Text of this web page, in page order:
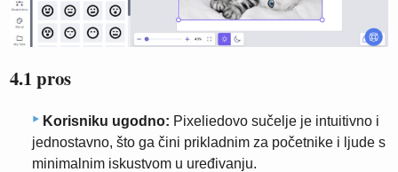
4.1 pros
Korisniku ugodno: Pixeliedovo sučelje je intuitivno i
jednostavno, što ga čini prikladnim za početnike i ljude s
minimalnim iskustvom u uređivanju.